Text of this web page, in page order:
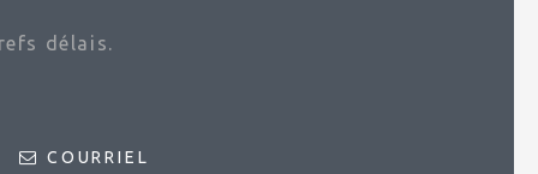
délais.
COURRIEL